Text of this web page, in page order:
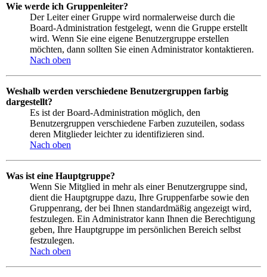
Wie werde ich Gruppenleiter?
Der Leiter einer Gruppe wird normalerweise durch die
Board-Administration festgelegt, wenn die Gruppe erstellt
wird. Wenn Sie eine eigene Benutzergruppe erstellen
möchten, dann sollten Sie einen Administrator kontaktieren.
Nach oben
Weshalb werden verschiedene Benutzergruppen farbig
dargestellt?
Es ist der Board-Administration möglich, den
Benutzergruppen verschiedene Farben zuzuteilen, sodass
deren Mitglieder leichter zu identifizieren sind.
Nach oben
Was ist eine Hauptgruppe?
Wenn Sie Mitglied in mehr als einer Benutzergruppe sind,
dient die Hauptgruppe dazu, Ihre Gruppenfarbe sowie den
Gruppenrang, der bei Ihnen standardmäßig angezeigt wird,
festzulegen. Ein Administrator kann Ihnen die Berechtigung
geben, Ihre Hauptgruppe im persönlichen Bereich selbst
festzulegen.
Nach oben